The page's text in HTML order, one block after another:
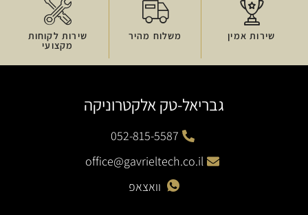
שירות אמין משלוח מהיר שירות לקוחות
מקצועי
גבריאל-טק אלקטרוניקה
052-815-5587
office@gavrieltech.co.il
וואצאפ